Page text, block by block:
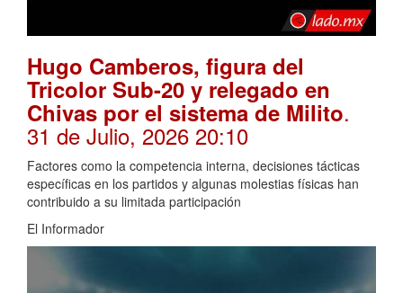
Hugo Camberos, figura del
Tricolor Sub-20 y relegado en
Chivas por el sistema de Milito.
31 de Julio, 2026 20:10
Factores como la competencia interna, decisiones tácticas
específicas en los partidos y algunas molestias físicas han
contribuido a su limitada participación
El Informador